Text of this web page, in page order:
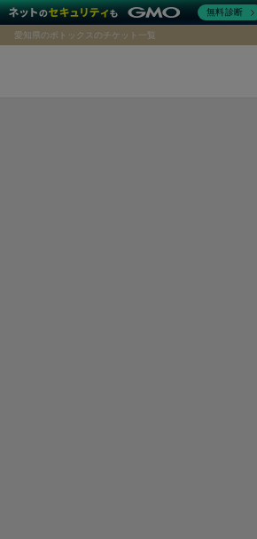
愛知県のボトックスのチケット一覧
無料診断